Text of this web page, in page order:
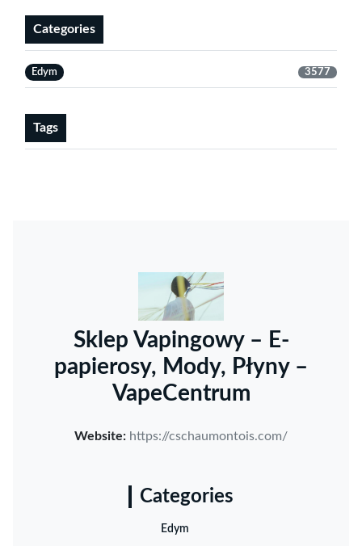
Categories
Edym 3577
Tags
Sklep Vapingowy – E-
papierosy, Mody, Płyny –
VapeCentrum
Website: https://cschaumontois.com/
Categories
Edym